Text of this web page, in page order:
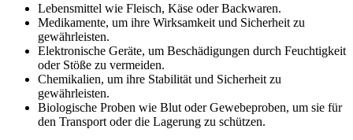
Lebensmittel wie Fleisch, Käse oder Backwaren.
Medikamente, um ihre Wirksamkeit und Sicherheit zu
gewährleisten.
Elektronische Geräte, um Beschädigungen durch Feuchtigkeit
oder Stöße zu vermeiden.
Chemikalien, um ihre Stabilität und Sicherheit zu
gewährleisten.
Biologische Proben wie Blut oder Gewebeproben, um sie für
den Transport oder die Lagerung zu schützen.